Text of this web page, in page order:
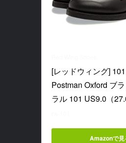
[レッドウィング]
Postman Oxford ブ
ラル 101 US9.0（
Amazonで見